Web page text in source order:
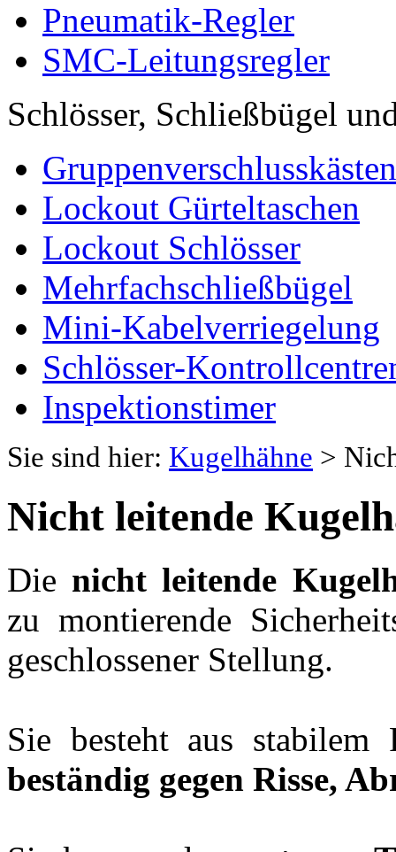
Pneumatik-Regler
SMC-Leitungsregler
Schlösser, Schließbügel
Gruppenverschlusskästen
Lockout Gürteltaschen
Lockout Schlösser
Mehrfachschließbügel
Mini-Kabelverriegelung
Schlösser-
Inspektionstimer
Sie sind hier: Kugelhähne >
Nicht leitende
Die nicht leitende
zu montierende
geschlossener Stellung.
Sie besteht aus
beständig gegen Risse,